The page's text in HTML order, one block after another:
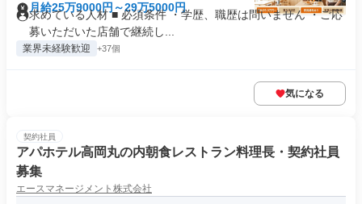
月給25万9000円～29万5000円
求めている人材 ■ 必須条件 ・学歴、職歴は問いません ・ご応
募いただいた店舗で継続し...
業界未経験歓迎 +37個
気になる
契約社員
アパホテル高岡丸の内朝食レストラン料理長・契約社員
募集
エースマネージメント株式会社